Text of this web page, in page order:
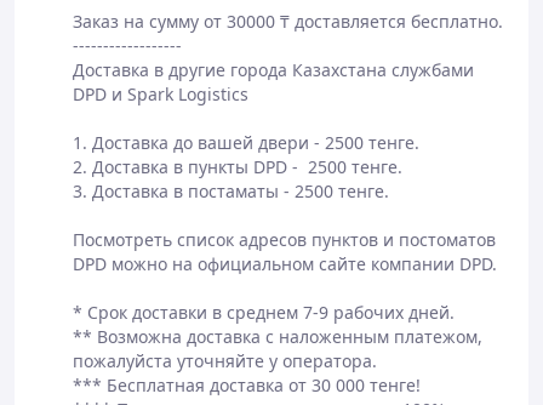
Заказ на сумму от 30000 ₸ доставляется бесплатно.
------------------
Доставка в другие города Казахстана службами
DPD и Spark Logistics
1. Доставка до вашей двери - 2500 тенге.
2. Доставка в пункты DPD -  2500 тенге.​
3. Доставка в постаматы - 2500 тенге.​
Посмотреть список адресов пунктов и постоматов
DPD можно на официальном сайте компании DPD.
* Срок доставки в среднем 7-9 рабочих дней.
** Возможна доставка с наложенным платежом,
пожалуйста уточняйте у оператора.
*** Бесплатная доставка от 30 000 тенге!